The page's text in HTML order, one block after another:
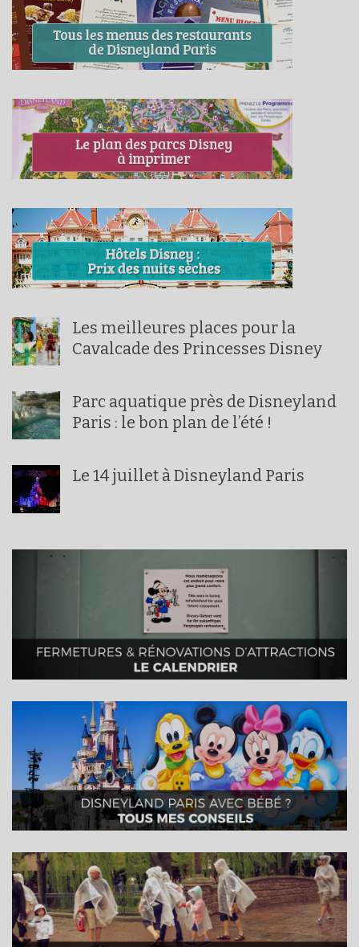
Les meilleures places pour la
Cavalcade des Princesses Disney
Parc aquatique près de Disneyland
Paris : le bon plan de l’été !
Le 14 juillet à Disneyland Paris